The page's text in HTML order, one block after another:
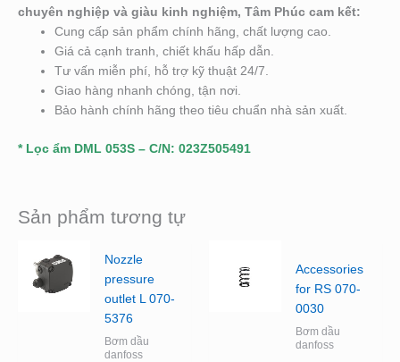
chuyên nghiệp và giàu kinh nghiệm, Tâm Phúc cam kết:
Cung cấp sản phẩm chính hãng, chất lượng cao.
Giá cả cạnh tranh, chiết khấu hấp dẫn.
Tư vấn miễn phí, hỗ trợ kỹ thuật 24/7.
Giao hàng nhanh chóng, tận nơi.
Bảo hành chính hãng theo tiêu chuẩn nhà sản xuất.
* Lọc ẩm DML 053S – C/N: 023Z505491
Sản phẩm tương tự
Nozzle
pressure
outlet L 070-
5376
Bơm dầu
danfoss
Accessories
for RS 070-
0030
Bơm dầu
danfoss